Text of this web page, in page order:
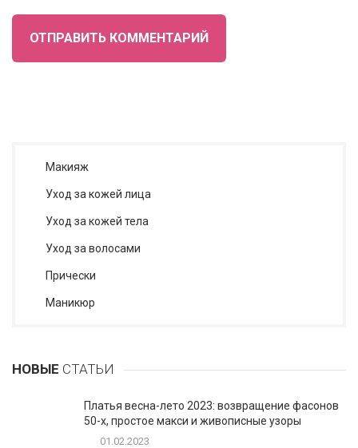
ОТПРАВИТЬ КОММЕНТАРИЙ
Макияж
Уход за кожей лица
Уход за кожей тела
Уход за волосами
Прически
Маникюр
НОВЫЕ СТАТЬИ
Платья весна-лето 2023: возвращение фасонов
50-х, простое макси и живописные узоры
01.02.2023